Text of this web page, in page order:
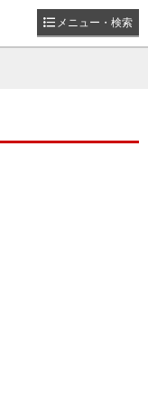
メニュー・検索